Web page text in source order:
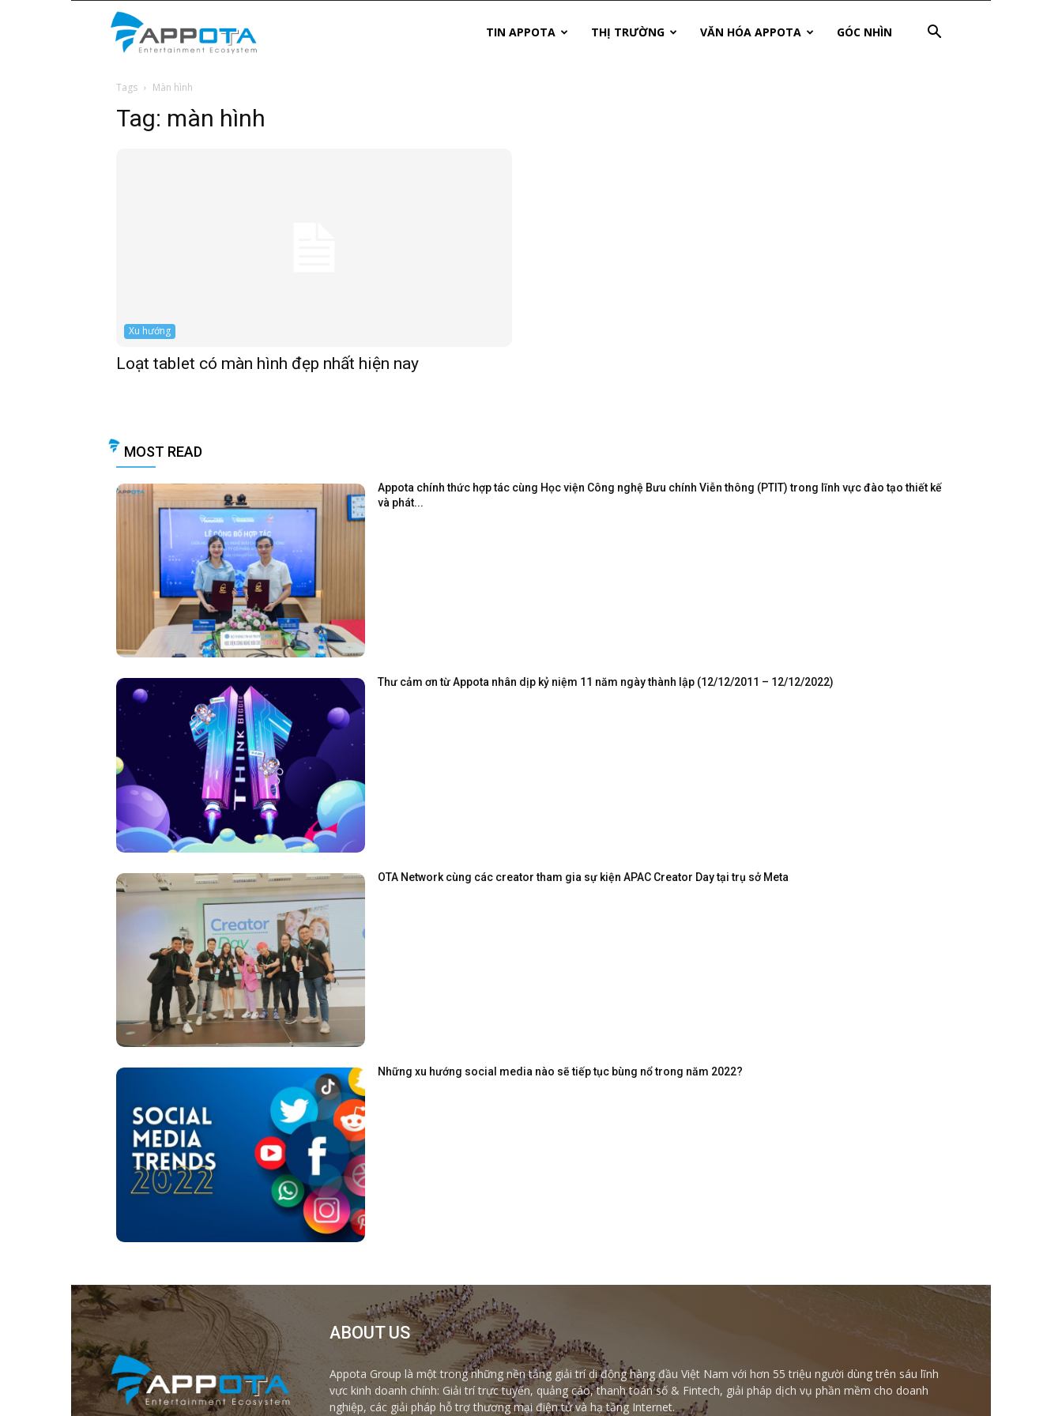
TIN APPOTA THỊ TRƯỜNG VĂN HÓA APPOTA GÓC NHÌN
Tags Màn hình
Tag: màn hình
Xu hướng
Loạt tablet có màn hình đẹp nhất hiện nay
MOST READ
Appota chính thức hợp tác cùng Học viện Công nghệ Bưu chính Viễn thông (PTIT) trong lĩnh vực đào tạo thiết kế
và phát...
Thư cảm ơn từ Appota nhân dịp kỷ niệm 11 năm ngày thành lập (12/12/2011 – 12/12/2022)
OTA Network cùng các creator tham gia sự kiện APAC Creator Day tại trụ sở Meta
Những xu hướng social media nào sẽ tiếp tục bùng nổ trong năm 2022?
ABOUT US
Appota Group là một trong những nền tảng giải trí di động hàng đầu Việt Nam với hơn 55 triệu người dùng trên sáu lĩnh
vực kinh doanh chính: Giải trí trực tuyến, quảng cáo, thanh toán số & Fintech, giải pháp dịch vụ phần mềm cho doanh
nghiệp, các giải pháp hỗ trợ thương mại điện tử và hạ tầng Internet.